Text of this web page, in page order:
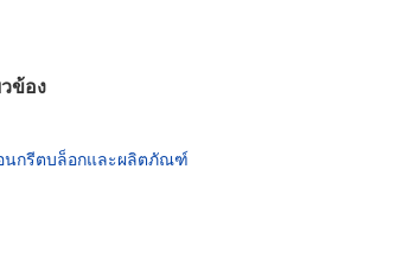
ข้อง
นกรีตบล็อกและผลิตภัณฑ์